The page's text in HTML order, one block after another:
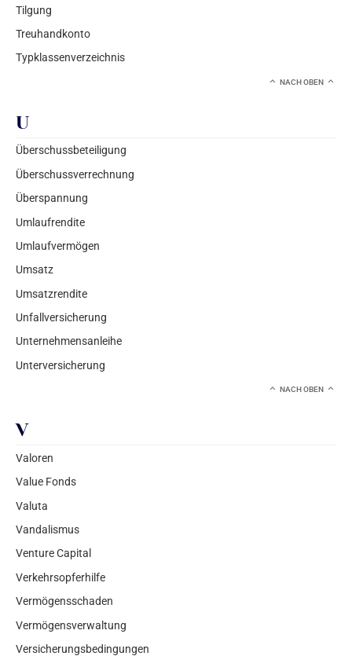
Tilgung
Treuhandkonto
Typklassenverzeichnis
NACH OBEN
U
Überschussbeteiligung
Überschussverrechnung
Überspannung
Umlaufrendite
Umlaufvermögen
Umsatz
Umsatzrendite
Unfallversicherung
Unternehmensanleihe
Unterversicherung
NACH OBEN
V
Valoren
Value Fonds
Valuta
Vandalismus
Venture Capital
Verkehrsopferhilfe
Vermögensschaden
Vermögensverwaltung
Versicherungsbedingungen